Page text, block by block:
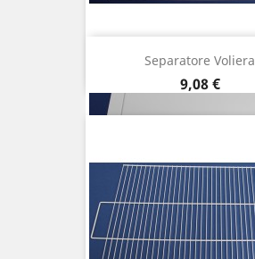
Separatore Voliera
Prezzo
9,08 €